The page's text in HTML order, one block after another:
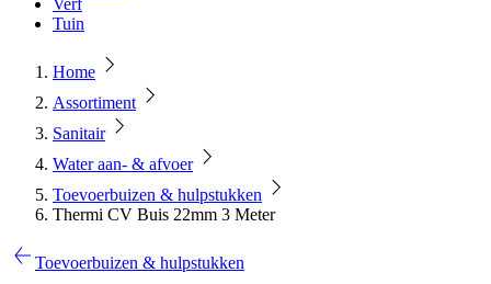
Verf
Tuin
Home
Assortiment
Sanitair
Water aan- & afvoer
Toevoerbuizen & hulpstukken
Thermi CV Buis 22mm 3 Meter
Toevoerbuizen & hulpstukken